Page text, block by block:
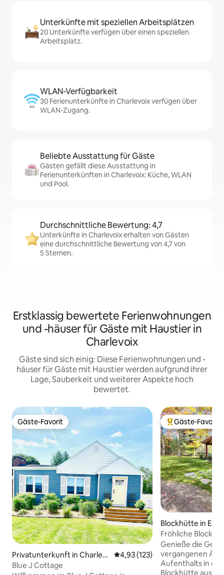
Unterkünfte mit speziellen Arbeitsplätzen
20 Unterkünfte verfügen über einen speziellen
Arbeitsplatz.
WLAN-Verfügbarkeit
30 Ferienunterkünfte in Charlevoix verfügen über
WLAN-Zugang.
Beliebte Ausstattung für Gäste
Gästen gefällt diese Ausstattung in
Ferienunterkünften in Charlevoix: Küche, WLAN
und Pool.
Durchschnittliche Bewertung: 4,7
Unterkünfte in Charlevoix erhalten von Gästen
eine durchschnittliche Bewertung von 4,7 von
5 Sternen.
Erstklassig bewertete Ferienwohnungen
und -häuser für Gäste mit Haustier in
Charlevoix
Gäste sind sich einig: Diese Ferienwohnungen und -
häuser für Gäste mit Haustier werden aufgrund ihrer
Lage, Sauberkeit und weiterer Aspekte hoch
bewertet.
Gäste-Favorit
Gäste-Favorit
Privatunterkunft in Charlev
oix
Durchschnittliche Bewertung:
4,93 (123)
Blue J Cottage
Beliebter Gäste-
Gäste-Favorit
Blockhütte in
Fröhliche
Genieße die
vergangenen Ära
Aufenthalts in
Blockhütte aus